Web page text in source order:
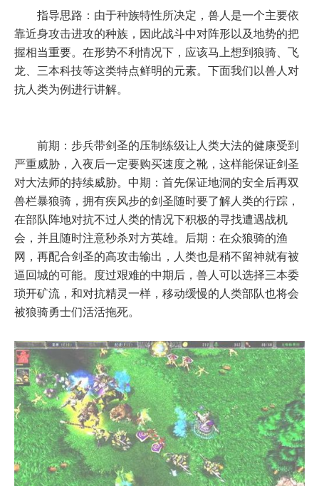
指导思路：由于种族特性所决定，兽人是一个主要依
靠近身攻击进攻的种族，因此战斗中对阵形以及地势的把
握相当重要。在形势不利情况下，应该马上想到狼骑、飞
龙、三本科技等这类特点鲜明的元素。下面我们以兽人对
抗人类为例进行讲解。
前期：步兵带剑圣的压制练级让人类大法的健康受到
严重威胁，入夜后一定要购买速度之靴，这样能保证剑圣
对大法师的持续威胁。中期：首先保证地洞的安全后再双
兽栏暴狼骑，拥有疾风步的剑圣随时要了解人类的行踪，
在部队阵地对抗不过人类的情况下积极的寻找遭遇战机
会，并且随时注意秒杀对方英雄。后期：在众狼骑的渔
网，再配合剑圣的高攻击输出，人类也是稍不留神就有被
逼回城的可能。度过艰难的中期后，兽人可以选择三本委
琐开矿流，和对抗精灵一样，移动缓慢的人类部队也将会
被狼骑勇士们活活拖死。